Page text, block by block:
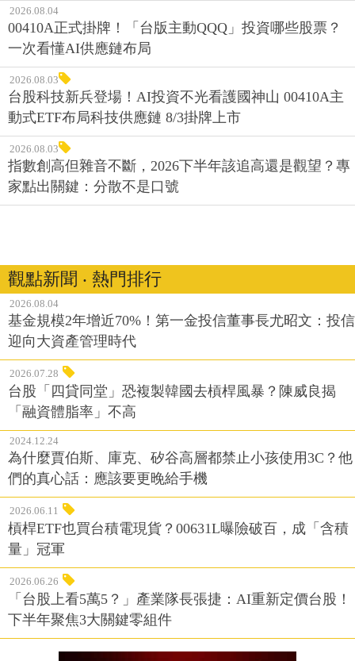
2026.08.04
00410A正式掛牌！「台版主動QQQ」投資哪些股票？
一次看懂AI供應鏈布局
2026.08.03
台股科技新兵登場！AI投資不光看護國神山 00410A主
動式ETF布局科技供應鏈 8/3掛牌上市
2026.08.03
指數創高但雜音不斷，2026下半年該追高還是觀望？專
家點出關鍵：分散不是口號
觀點新聞 ‧ 熱門排行
2026.08.04
基金規模2年增近70%！第一金投信董事長尤昭文：投信
迎向大資產管理時代
2026.07.28
台股「四貸同堂」恐複製韓國去槓桿風暴？陳威良揭
「融資體脂率」不高
2024.12.24
為什麼賈伯斯、庫克、矽谷高層都禁止小孩使用3C？他
們的真心話：應該要更晚給手機
2026.06.11
槓桿ETF也買台積電現貨？00631L曝險破百，成「含積
量」冠軍
2026.06.26
「台股上看5萬5？」產業隊長張捷：AI重新定價台股！
下半年聚焦3大關鍵零組件